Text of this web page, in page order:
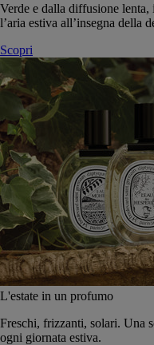
Verde e dalla diffusione
l’aria estiva all’insegna della
Scopri
L'estate in un profumo
Freschi, frizzanti, solari. Una
ogni giornata estiva.